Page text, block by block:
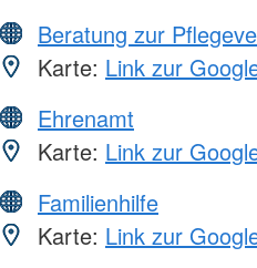
Beratung zur
Karte: Link zur
Ehrenamt
Karte: Link zur
Familienhilfe
Karte: Link zur